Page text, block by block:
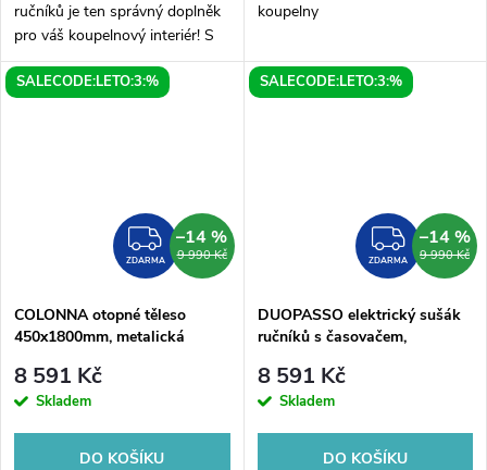
ručníků je ten správný doplněk
pro váš koupelnový interiér! S
jeho kulatým designem a
rozměry 150x1500 mm se hodí
koupelny
SALECODE:LETO:3:%
ZDARMA
ZDARMA 9 990 Kč
–14 %
COLONNA otopné těleso
450x1800mm, metalická
8 591 Kč
Skladem
DO KOŠÍKU
SALECODE:LETO:3:%
ZDARMA 9 990 Kč
–14 %
DUOPASSO elektrický sušák
ručníků s časovačem,
8 591 Kč
Skladem
DO KOŠÍKU